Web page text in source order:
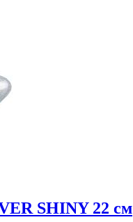
SHINY 22 см